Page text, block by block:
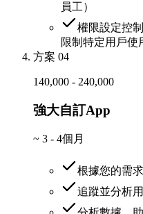
員工）
權限設定控
限制特定用戶使
方案 04
140,000 - 240,000
強大自訂App
~ 3 - 4個月
根據您的需
追蹤並分析